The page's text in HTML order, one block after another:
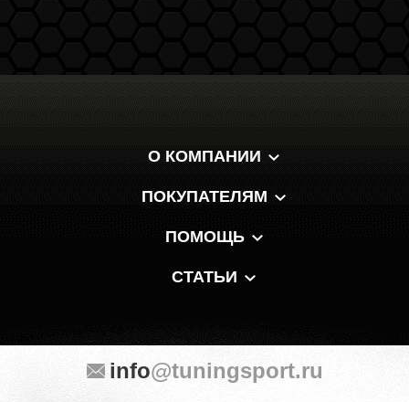
О КОМПАНИИ
ПОКУПАТЕЛЯМ
ПОМОЩЬ
СТАТЬИ
info@tuningsport.ru